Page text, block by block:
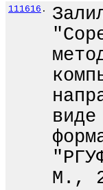
111616 .
М.,